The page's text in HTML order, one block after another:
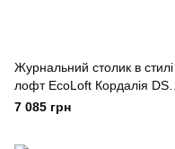
Журнальний столик в стилі
лофт EcoLoft Кордалія DSP-
1080
7 085 грн